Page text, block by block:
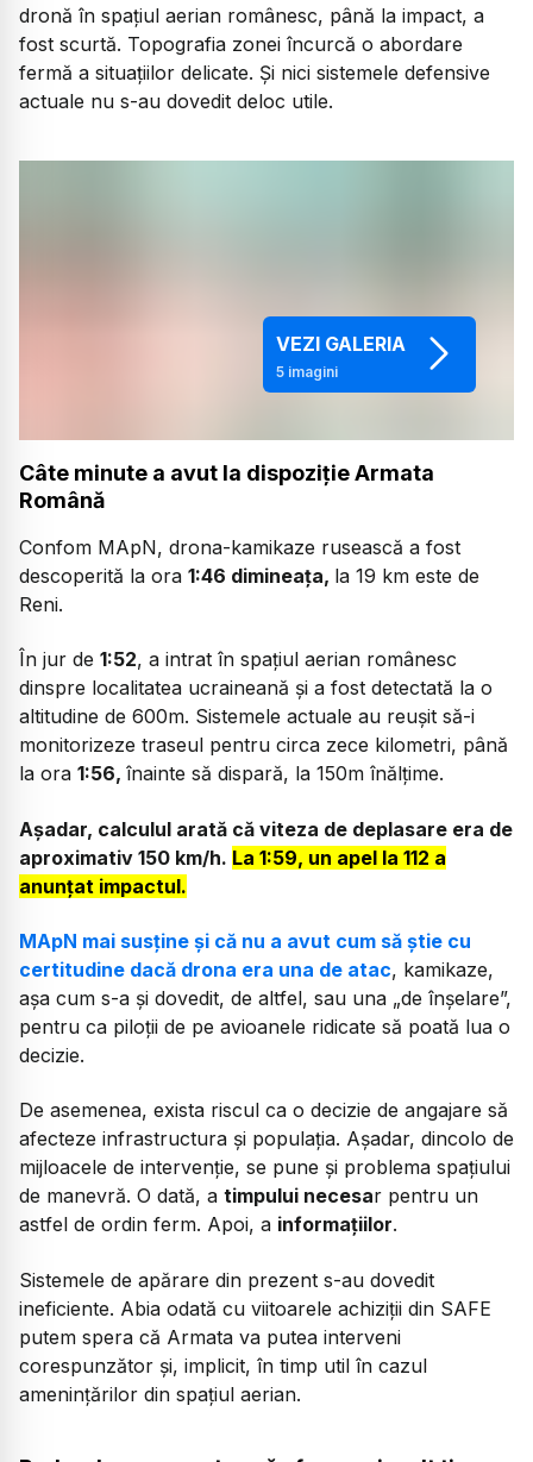
dronă în spațiul aerian românesc, până la impact, a
fost scurtă. Topografia zonei încurcă o abordare
fermă a situațiilor delicate. Și nici sistemele defensive
actuale nu s-au dovedit deloc utile.
VEZI GALERIA
5imagini
Câte minute a avut la dispoziție Armata
Română
Confom MApN, drona-kamikaze rusească a fost
descoperită la ora 1:46 dimineața, la 19 km este de
Reni.
În jur de 1:52, a intrat în spațiul aerian românesc
dinspre localitatea ucraineană și a fost detectată la o
altitudine de 600m. Sistemele actuale au reușit să-i
monitorizeze traseul pentru circa zece kilometri, până
la ora 1:56, înainte să dispară, la 150m înălțime.
Așadar, calculul arată că viteza de deplasare era de
aproximativ 150 km/h. La 1:59, un apel la 112 a
anunțat impactul.
MApN mai susține și că nu a avut cum să știe cu
certitudine dacă drona era una de atac, kamikaze,
așa cum s-a și dovedit, de altfel, sau una „de înșelare”,
pentru ca piloții de pe avioanele ridicate să poată lua o
decizie.
De asemenea, exista riscul ca o decizie de angajare să
afecteze infrastructura și populația. Așadar, dincolo de
mijloacele de intervenție, se pune și problema spațiului
de manevră. O dată, a timpului necesar pentru un
astfel de ordin ferm. Apoi, a informațiilor.
Sistemele de apărare din prezent s-au dovedit
ineficiente. Abia odată cu viitoarele achiziții din SAFE
putem spera că Armata va putea interveni
corespunzător și, implicit, în timp util în cazul
amenințărilor din spațiul aerian.